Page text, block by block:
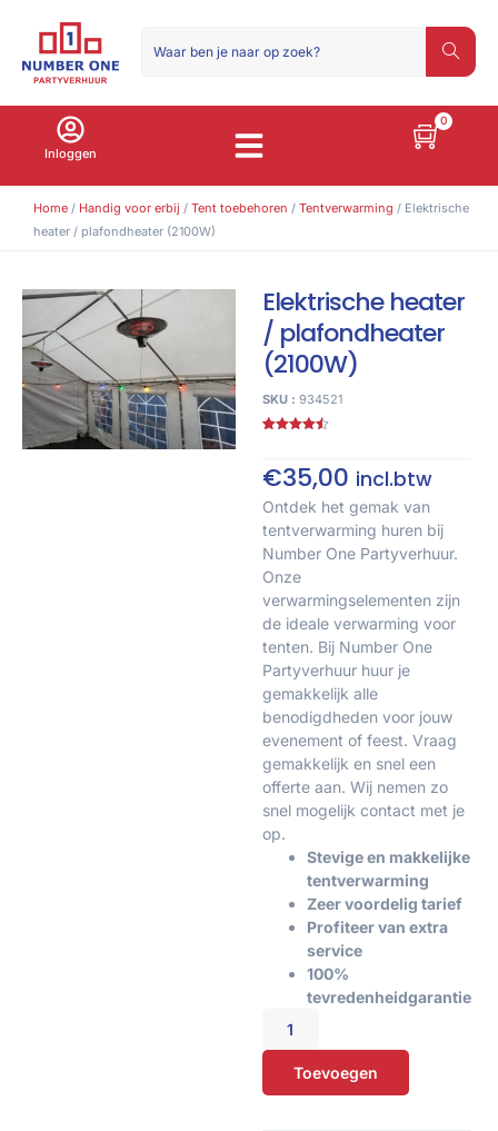
Inloggen
0
Home / Handig voor erbij / Tent toebehoren / Tentverwarming / Elektrische
heater / plafondheater (2100W)
Elektrische heater
/ plafondheater
(2100W)
SKU : 934521
gebaseerd
opklant
waarderingen
€35,00 incl.btw
Ontdek het gemak van
tentverwarming huren bij
Number One Partyverhuur.
Onze
verwarmingselementen zijn
de ideale verwarming voor
tenten. Bij Number One
Partyverhuur huur je
gemakkelijk alle
benodigdheden voor jouw
evenement of feest. Vraag
gemakkelijk en snel een
offerte aan. Wij nemen zo
snel mogelijk contact met je
op.
Stevige en makkelijke
tentverwarming
Zeer voordelig tarief
Profiteer van extra
service
100%
tevredenheidgarantie
Toevoegen